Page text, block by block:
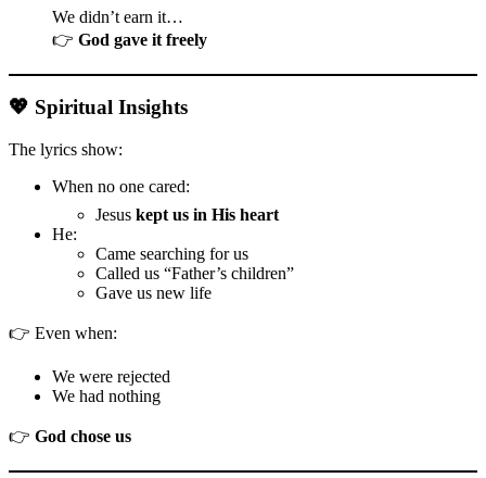
We didn’t earn it…
👉 God gave it freely
💖 Spiritual Insights
The lyrics show:
When no one cared:
Jesus kept us in His heart
He:
Came searching for us
Called us “Father’s children”
Gave us new life
👉 Even when:
We were rejected
We had nothing
👉 God chose us